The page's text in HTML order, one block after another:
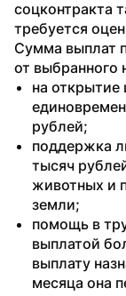
соцконтракта
требуется
Сумма выплат
от выбранного
на открытие
рублей;
поддержка
тысяч
животных и
земли;
помощь в
выплатой
выплату
месяца она